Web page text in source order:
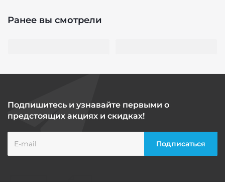
Ранее вы смотрели
Подпишитесь и узнавайте первыми о
предстоящих акциях и скидках!